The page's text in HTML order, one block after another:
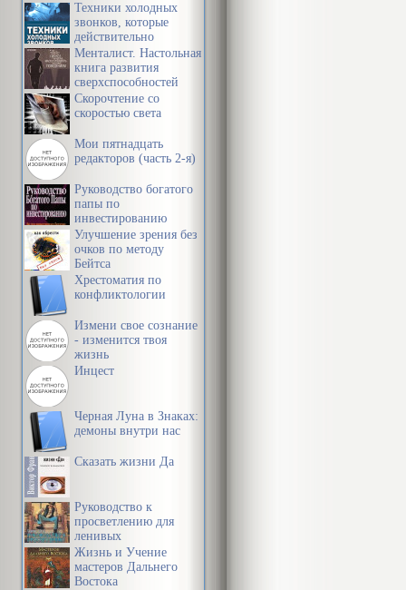
Техники холодных
звонков, которые
действительно
работают
Менталист. Настольная
книга развития
сверхспособностей
сознания
Скорочтение со
скоростью света
Мои пятнадцать
редакторов (часть 2-я)
Руководство богатого
папы по
инвестированию
Улучшение зрения без
очков по методу
Бейтса
Хрестоматия по
конфликтологии
Измени свое сознание
- изменится твоя
жизнь
Инцест
Черная Луна в Знаках:
демоны внутри нас
Сказать жизни Да
Руководство к
просветлению для
ленивых
Жизнь и Учение
мастеров Дальнего
Востока